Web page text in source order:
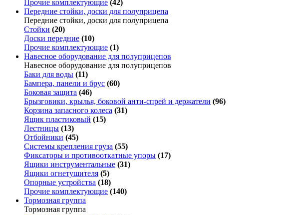
Прочие комплектующие (42)
Передние стойки, доски для полуприцепа
Передние стойки, доски для полуприцепа
Стойки (20)
Доски передние (10)
Прочие комплектующие (1)
Навесное оборудование для полуприцепов
Навесное оборудование для полуприцепов
Баки для воды (11)
Бампера, панели и брус (60)
Боковая защита (46)
Брызговики, крылья, боковой анти-спрей и держатели (96)
Корзина запасного колеса (31)
Ящик пластиковый (15)
Лестницы (13)
Отбойники (45)
Системы крепления груза (55)
Фиксаторы и противооткатные упоры (17)
Ящики инструментальные (31)
Ящики огнетушителя (5)
Опорные устройства (18)
Прочие комплектующие (140)
Тормозная группа
Тормозная группа